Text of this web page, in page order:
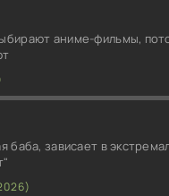
аниме-фильмы,
баба, зависает в